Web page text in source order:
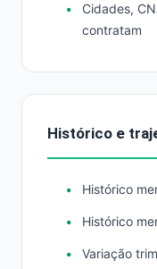
Cidades,
contratam
Histórico e
Histórico
Histórico
Variação